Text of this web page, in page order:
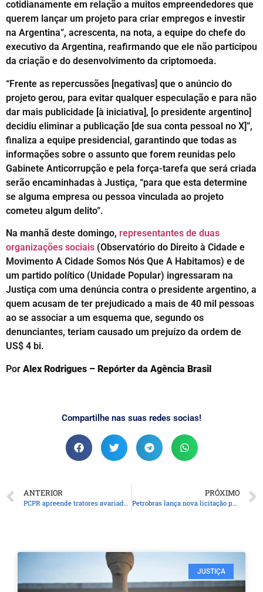
cotidianamente em relação a muitos empreendedores que
querem lançar um projeto para criar empregos e investir
na Argentina”, acrescenta, na nota, a equipe do chefe do
executivo da Argentina, reafirmando que ele não participou
da criação e do desenvolvimento da criptomoeda.
“Frente as repercussões [negativas] que o anúncio do
projeto gerou, para evitar qualquer especulação e para não
dar mais publicidade [à iniciativa], [o presidente argentino]
decidiu eliminar a publicação [de sua conta pessoal no X]”,
finaliza a equipe presidencial, garantindo que todas as
informações sobre o assunto que forem reunidas pelo
Gabinete Anticorrupção e pela força-tarefa que será criada
serão encaminhadas à Justiça, “para que esta determine
se alguma empresa ou pessoa vinculada ao projeto
cometeu algum delito”.
Na manhã deste domingo, representantes de duas
organizações sociais (Observatório do Direito à Cidade e
Movimento A Cidade Somos Nós Que A Habitamos) e de
um partido político (Unidade Popular) ingressaram na
Justiça com uma denúncia contra o presidente argentino, a
quem acusam de ter prejudicado a mais de 40 mil pessoas
ao se associar a um esquema que, segundo os
denunciantes, teriam causado um prejuízo da ordem de
US$ 4 bi.
Por Alex Rodrigues – Repórter da Agência Brasil
Compartilhe nas suas redes socias!
ANTERIOR
PCPR apreende tratores avariados por enchentes, à venda em Cascavel
PRÓXIMO
Petrobras lança nova licitação para ampliação de frota
JUSTIÇA